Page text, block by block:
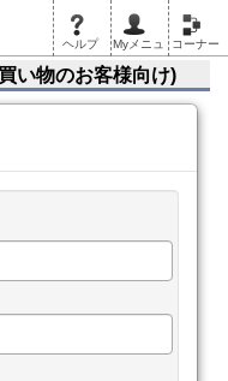
ヘルプ Myメニュ コーナー
い物のお客様向け)